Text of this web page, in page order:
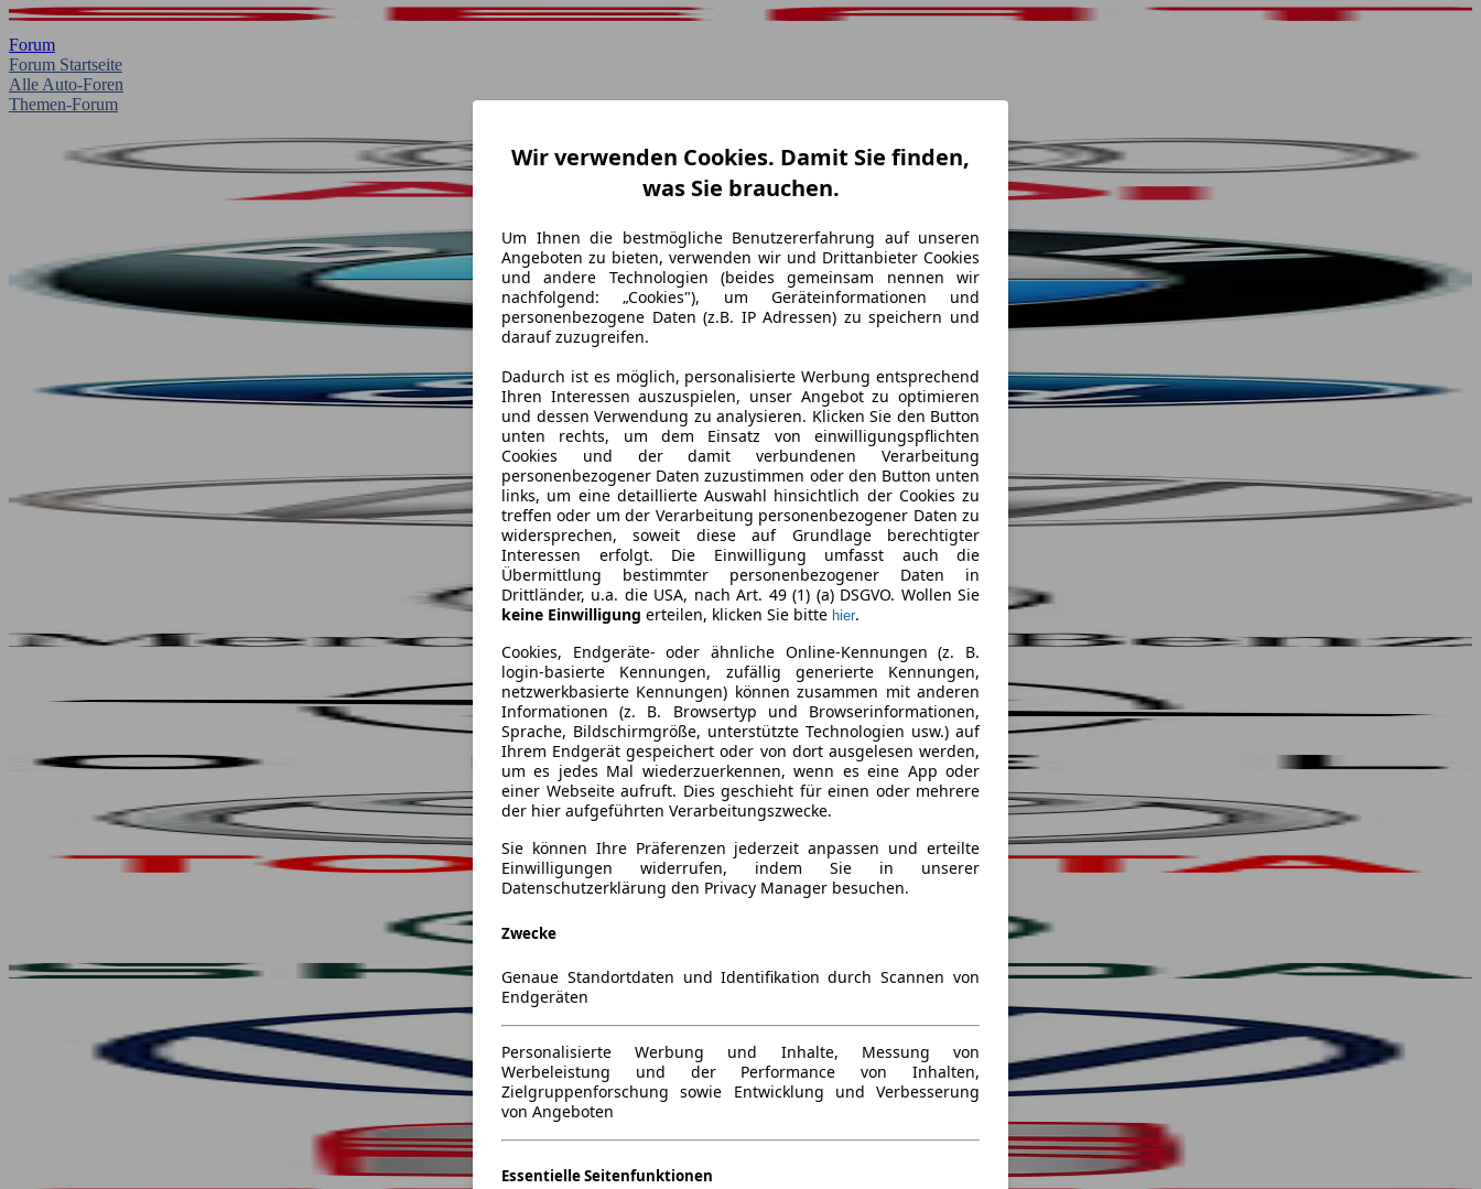
Forum
Forum Startseite
Alle Auto-Foren
Themen-Forum
Wir verwenden Cookies. Damit Sie finden,
was Sie brauchen.
Um Ihnen die bestmögliche Benutzererfahrung auf unseren
Angeboten zu bieten, verwenden wir und Drittanbieter Cookies
und andere Technologien (beides gemeinsam nennen wir
nachfolgend: „Cookies"), um Geräteinformationen und
personenbezogene Daten (z.B. IP Adressen) zu speichern und
darauf zuzugreifen.
Dadurch ist es möglich, personalisierte Werbung entsprechend
Ihren Interessen auszuspielen, unser Angebot zu optimieren
und dessen Verwendung zu analysieren. Klicken Sie den Button
unten rechts, um dem Einsatz von einwilligungspflichten
Cookies und der damit verbundenen Verarbeitung
personenbezogener Daten zuzustimmen oder den Button unten
links, um eine detaillierte Auswahl hinsichtlich der Cookies zu
treffen oder um der Verarbeitung personenbezogener Daten zu
widersprechen, soweit diese auf Grundlage berechtigter
Interessen erfolgt. Die Einwilligung umfasst auch die
Übermittlung bestimmter personenbezogener Daten in
Drittländer, u.a. die USA, nach Art. 49 (1) (a) DSGVO. Wollen Sie
keine Einwilligung erteilen, klicken Sie bitte hier.
Cookies, Endgeräte- oder ähnliche Online-Kennungen (z. B.
login-basierte Kennungen, zufällig generierte Kennungen,
netzwerkbasierte Kennungen) können zusammen mit anderen
Informationen (z. B. Browsertyp und Browserinformationen,
Sprache, Bildschirmgröße, unterstützte Technologien usw.) auf
Ihrem Endgerät gespeichert oder von dort ausgelesen werden,
um es jedes Mal wiederzuerkennen, wenn es eine App oder
einer Webseite aufruft. Dies geschieht für einen oder mehrere
der hier aufgeführten Verarbeitungszwecke.
Sie können Ihre Präferenzen jederzeit anpassen und erteilte
Einwilligungen widerrufen, indem Sie in unserer
Datenschutzerklärung den Privacy Manager besuchen.
Zwecke
Genaue Standortdaten und Identifikation durch Scannen von
Endgeräten
Personalisierte Werbung und Inhalte, Messung von
Werbeleistung und der Performance von Inhalten,
Zielgruppenforschung sowie Entwicklung und Verbesserung
von Angeboten
Essentielle Seitenfunktionen